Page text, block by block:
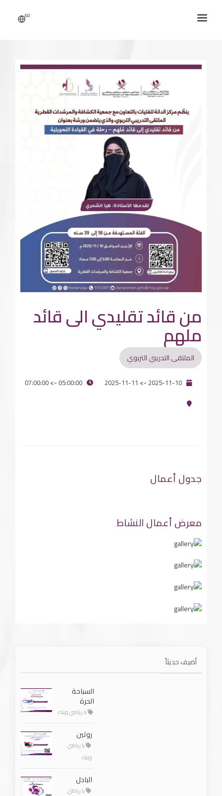
AR
من نحن
النشاطات
الأخبار
اتصل بنا
التطوع
تسجيل دخول / حساب جديد
من قائد تقليدي الى قائد
ملهم
الملتقى التدريبي التربوي
->
->
جدول أعمال
معرض أعمال النشاط
أضيف حديثاً
السباحة
الحرة
يا رياضي وينك
روتين
يا رياضي
وينك
البادل
يا رياضي